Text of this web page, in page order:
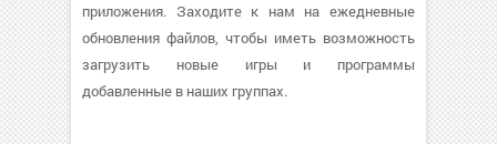
приложения. Заходите к нам на ежедневные
обновления файлов, чтобы иметь возможность
загрузить новые игры и программы
добавленные в наших группах.